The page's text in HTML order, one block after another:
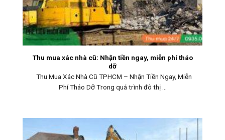
Thu mua xác nhà cũ: Nhận tiền ngay, miễn phí tháo
dỡ
Thu Mua Xác Nhà Cũ TPHCM – Nhận Tiền Ngay, Miễn
Phí Tháo Dỡ Trong quá trình đô thị ...